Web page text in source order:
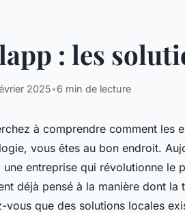
: les
2025•6 min de lecture
à comprendre comment les
vous êtes au bon endroit.
une entreprise qui révolutionne le
déjà pensé à la manière dont
vous que des solutions locales